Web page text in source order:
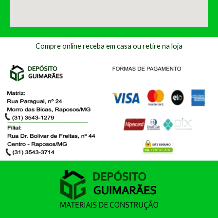
Compre online receba em casa ou retire na loja